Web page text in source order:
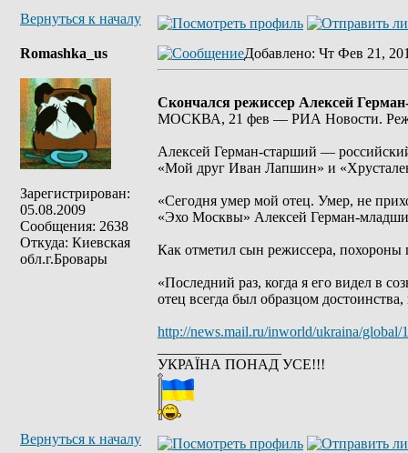
Вернуться к началу
Romashka_us
Зарегистрирован:
05.08.2009
Сообщения: 2638
Откуда: Киевская
обл.г.Бровары
Добавлено: Чт Фев 21,
Скончался режиссер Алексей
МОСКВА, 21 фев — РИА Новости.
Алексей Герман-старший —
«Мой друг Иван Лапшин» и
«Сегодня умер мой отец. Умер, не
«Эхо Москвы» Алексей Герман-
Как отметил сын режиссера,
«Последний раз, когда я его видел в
отец всегда был образцом
http://news.mail.ru/inworld/ukraina/global/
УКРАЇНА ПОНАД УСЕ!!!
Вернуться к началу